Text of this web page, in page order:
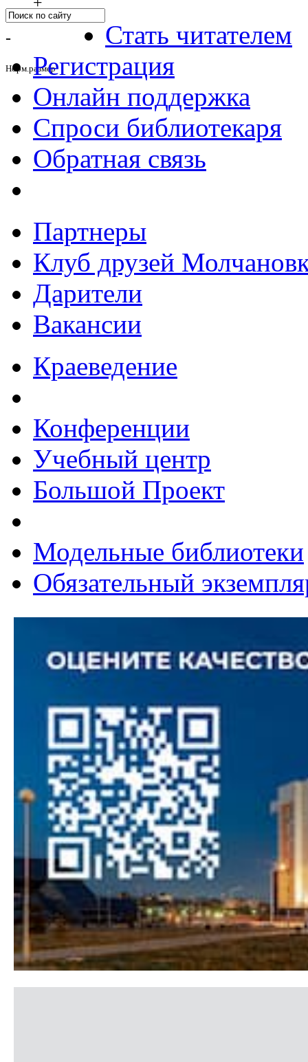
-
Норм.размер
Стать читателем
Регистрация
Онлайн поддержка
Спроси библиотекаря
Обратная связь
Партнеры
Клуб друзей
Дарители
Вакансии
Краеведение
Конференции
Учебный центр
Большой Проект
Модельные библиотеки
Обязательный